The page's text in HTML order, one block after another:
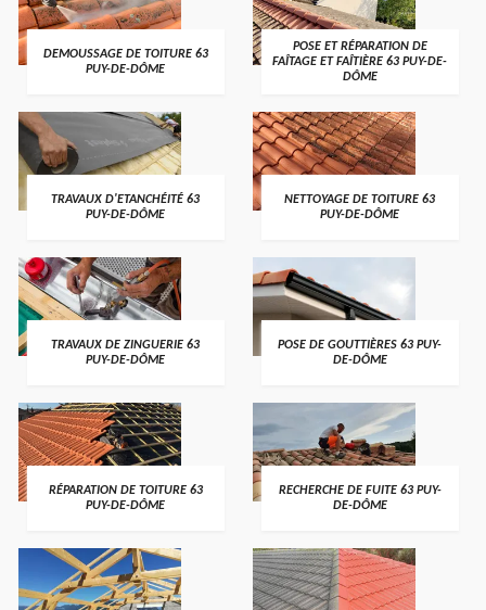
DEMOUSSAGE DE TOITURE 63
PUY-DE-DÔME
POSE ET RÉPARATION DE
FAÎTAGE ET FAÎTIÈRE 63 PUY-DE-
DÔME
TRAVAUX D'ETANCHÉITÉ 63
PUY-DE-DÔME
NETTOYAGE DE TOITURE 63
PUY-DE-DÔME
TRAVAUX DE ZINGUERIE 63
PUY-DE-DÔME
POSE DE GOUTTIÈRES 63 PUY-
DE-DÔME
RÉPARATION DE TOITURE 63
PUY-DE-DÔME
RECHERCHE DE FUITE 63 PUY-
DE-DÔME